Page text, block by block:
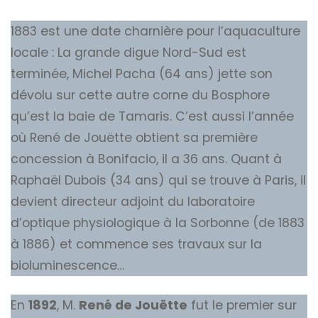
1883 est une date charnière pour l’aquaculture
locale : La grande digue Nord-Sud est
terminée, Michel Pacha (64 ans) jette son
dévolu sur cette autre corne du Bosphore
qu’est la baie de Tamaris. C’est aussi l’année
où René de Jouëtte obtient sa première
concession à Bonifacio, il a 36 ans. Quant à
Raphaël Dubois (34 ans) qui se trouve à Paris, il
devient directeur adjoint du laboratoire
d’optique physiologique à la Sorbonne (de 1883
à 1886) et commence ses travaux sur la
bioluminescence…
En 1892, M. René de Jouëtte fut le premier sur